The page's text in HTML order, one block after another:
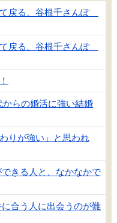
戻る、谷根千さんぽ
戻る、谷根千さんぽ
からの婚活に強い結婚
りが強い」と思われ
できる人と、なかなかで
に合う人に出会うのが難